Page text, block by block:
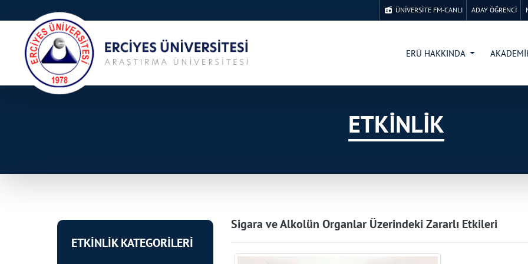
ÜNİVERSİTE FM-CANLI ADAY ÖĞRENCİ
ERÜ HAKKINDA
ETKİNLİK
ETKİNLİK KATEGORİLERİ
Sigara ve Alkolün Organlar Üzerindeki Zararlı Etkileri